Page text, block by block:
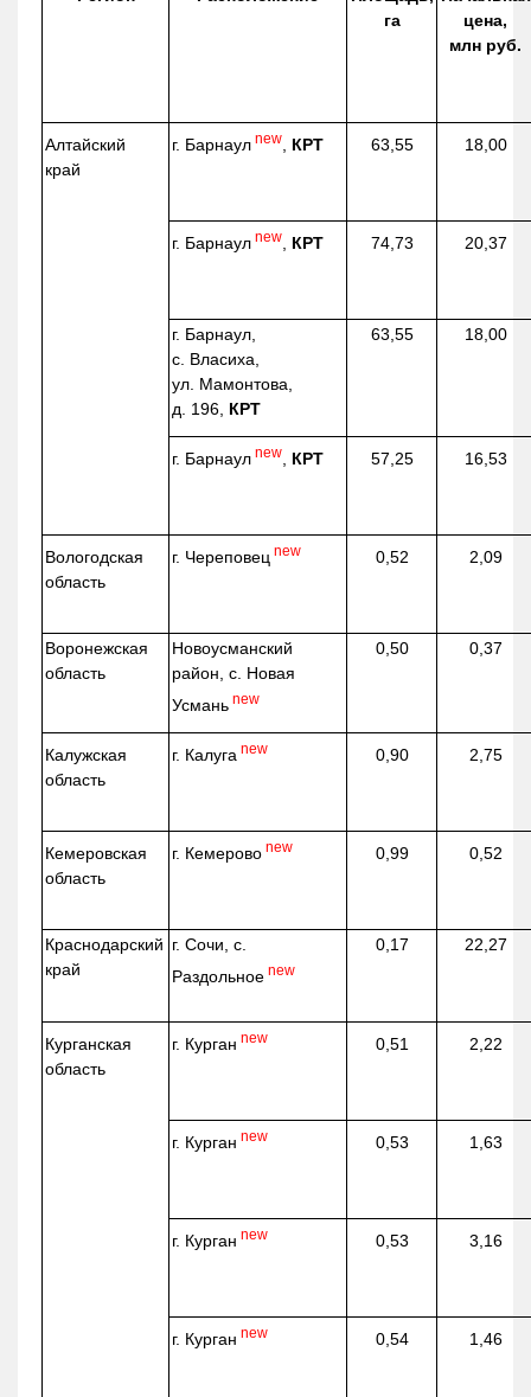
га
цена,
млн руб.
Алтайский
край
г. Барнаул new КРТ 63,55 18,00
г. Барнаул new КРТ 74,73 20,37
г. Барнаул,
с. Власиха,
ул. Мамонтова,
д. 196, КРТ
63,55 18,00
г. Барнаул new КРТ 57,25 16,53
Вологодская
область
г. Череповец new 0,52 2,09
Воронежская
область
Новоусманский
район, с. Новая
Усмань new
0,50 0,37
Калужская
область
г. Калуга new 0,90 2,75
Кемеровская
область
г. Кемерово new 0,99 0,52
Краснодарский
край
г. Сочи, с.
Раздольное new
0,17 22,27
Курганская
область
г. Курган new 0,51 2,22
г. Курган new 0,53 1,63
г. Курган new 0,53 3,16
г. Курган new 0,54 1,46